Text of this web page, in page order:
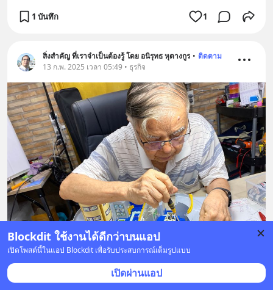
Blockdit ใช้งานได้ดีกว่าบนแอป
เปิดโพสต์นี้ในแอป Blockdit เพื่อรับประสบการณ์เต็มรูปแบบ
เปิดผ่านแอป
1 บันทึก 1
สิ่งสำคัญ ที่เราจำเป็นต้องรู้ โดย อนิรุทธ หุตางกูร • ติดตาม
13 ก.พ. 2025 เวลา 05:49 • ธุรกิจ